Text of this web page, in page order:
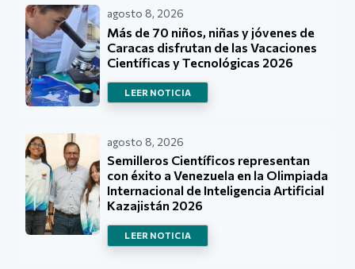
agosto 8, 2026
Más de 70 niños, niñas y jóvenes de
Caracas disfrutan de las Vacaciones
Científicas y Tecnológicas 2026
LEER NOTICIA
agosto 8, 2026
Semilleros Científicos representan
con éxito a Venezuela en la Olimpiada
Internacional de Inteligencia Artificial
Kazajistán 2026
LEER NOTICIA